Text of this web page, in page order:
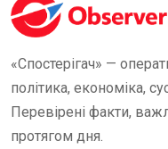
«Спостерігач» —
політика, економіка,
Перевірені факти,
протягом дня.